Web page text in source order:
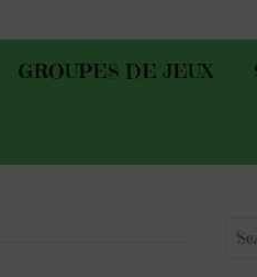
GROUPES DE JEUX